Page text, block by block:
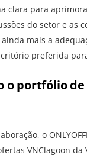
clara para
do setor e as
mais a
preferida
o portfólio
o
VNClagoon da